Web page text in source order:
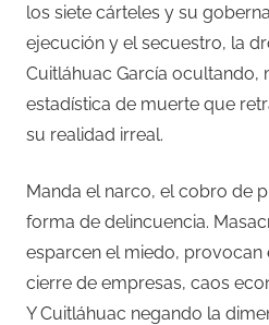
los siete cárteles y su
ejecución y el secuestro, la
Cuitláhuac García ocultando,
estadística de muerte que
su realidad irreal.
Manda el narco, el cobro de
forma de delincuencia.
esparcen el miedo, provocan
cierre de empresas, caos
Y Cuitláhuac negando la